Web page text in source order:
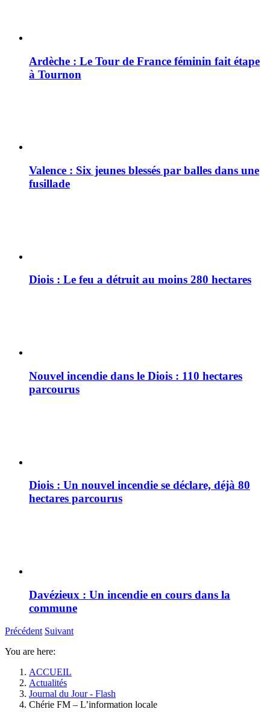
Ardèche : Le Tour de France féminin fait étape
à Tournon
Valence : Six jeunes blessés par balles dans une
fusillade
Diois : Le feu a détruit au moins 280 hectares
Nouvel incendie dans le Diois : 110 hectares
parcourus
Diois : Un nouvel incendie se déclare, déjà 80
hectares parcourus
Davézieux : Un incendie en cours dans la
commune
Précédent Suivant
You are here:
ACCUEIL
Actualités
Journal du Jour - Flash
Chérie FM – L’information locale